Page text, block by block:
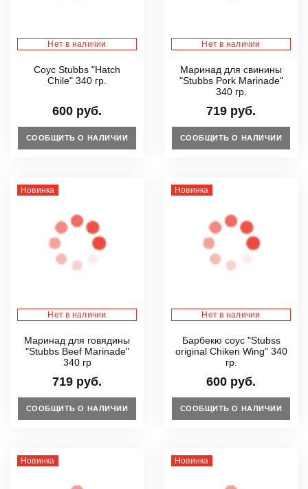
Нет в наличии
Соус Stubbs "Hatch
Chile" 340 гр.
600 руб.
СООБЩИТЬ О НАЛИЧИИ
Нет в наличии
Маринад для свинины
"Stubbs Pork Marinade"
340 гр.
719 руб.
СООБЩИТЬ О НАЛИЧИИ
Новинка
Нет в наличии
Маринад для говядины
"Stubbs Beef Marinade"
340 гр
719 руб.
СООБЩИТЬ О НАЛИЧИИ
Новинка
Нет в наличии
Барбекю соус "Stubss
original Chiken Wing" 340
гр.
600 руб.
СООБЩИТЬ О НАЛИЧИИ
Новинка Новинка